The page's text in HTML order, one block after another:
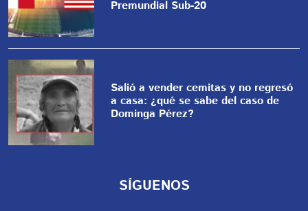
Premundial Sub-20
Salió a vender cemitas y no regresó
a casa: ¿qué se sabe del caso de
Dominga Pérez?
SÍGUENOS